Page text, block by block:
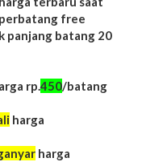
free
panjang batang 20
rp.450/batang
harga
harga